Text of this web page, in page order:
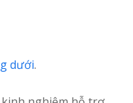
dưới.